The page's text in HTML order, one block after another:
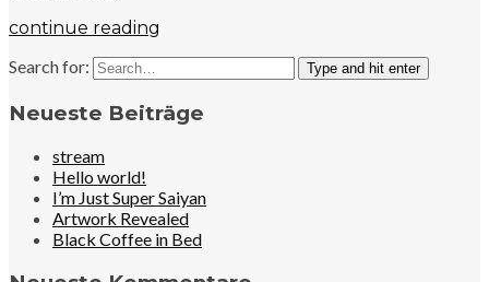
continue reading
Search for:
Type and hit enter
Neueste Beiträge
stream
Hello world!
I’m Just Super Saiyan
Artwork Revealed
Black Coffee in Bed